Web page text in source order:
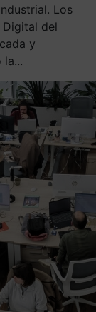
Los
Digital del
y
la...